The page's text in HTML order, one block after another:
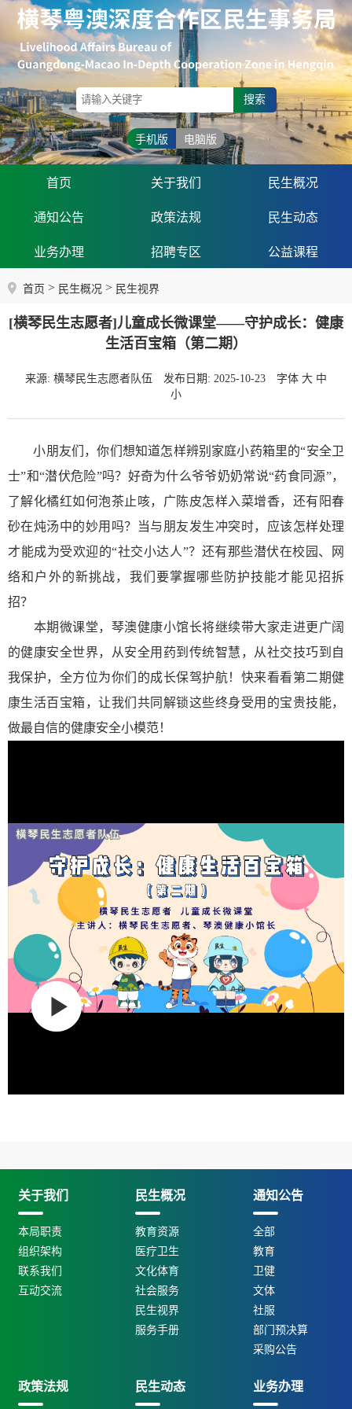
搜索
手机版 电脑版
首页 关于我们 民生概况
通知公告 政策法规 民生动态
业务办理 招聘专区 公益课程
首页 > 民生概况 > 民生视界
[横琴民生志愿者]儿童成长微课堂——守护成长：健康
生活百宝箱（第二期）
来源: 横琴民生志愿者队伍 发布日期: 2025-10-23 字体 大 中
小
小朋友们，你们想知道怎样辨别家庭小药箱里的“安全卫
士”和“潜伏危险”吗？好奇为什么爷爷奶奶常说“药食同源”，
了解化橘红如何泡茶止咳，广陈皮怎样入菜增香，还有阳春
砂在炖汤中的妙用吗？当与朋友发生冲突时，应该怎样处理
才能成为受欢迎的“社交小达人”？还有那些潜伏在校园、网
络和户外的新挑战，我们要掌握哪些防护技能才能见招拆
招？
本期微课堂，琴澳健康小馆长将继续带大家走进更广阔
的健康安全世界，从安全用药到传统智慧，从社交技巧到自
我保护，全方位为你们的成长保驾护航！快来看看第二期健
康生活百宝箱，让我们共同解锁这些终身受用的宝贵技能，
做最自信的健康安全小模范！
关于我们
本局职责
组织架构
联系我们
互动交流
民生概况
教育资源
医疗卫生
文化体育
社会服务
民生视界
服务手册
通知公告
全部
教育
卫健
文体
社服
部门预决算
采购公告
政策法规 民生动态 业务办理